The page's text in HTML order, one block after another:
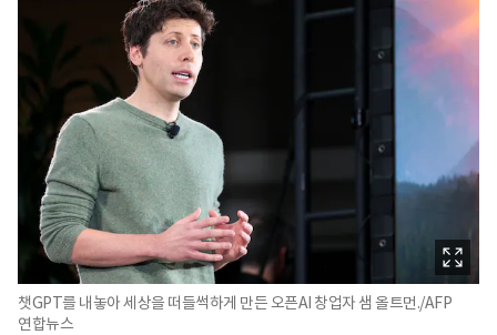
챗GPT를 내놓아 세상을 떠들썩하게 만든 오픈AI 창업자 샘 올트먼./AFP
연합뉴스